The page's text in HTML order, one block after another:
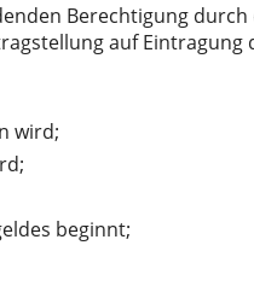
Berechtigung durch
auf Eintragung
wird;
beginnt;